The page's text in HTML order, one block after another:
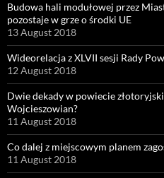
Budowa hali modułowej przez
pozostaje w grze o środki UE
13 August 2018
Wideorelacja z XLVII sesji Rady
12 August 2018
Dwie dekady w powiecie
Wojcieszowian?
11 August 2018
Co dalej z miejscowym planem
11 August 2018